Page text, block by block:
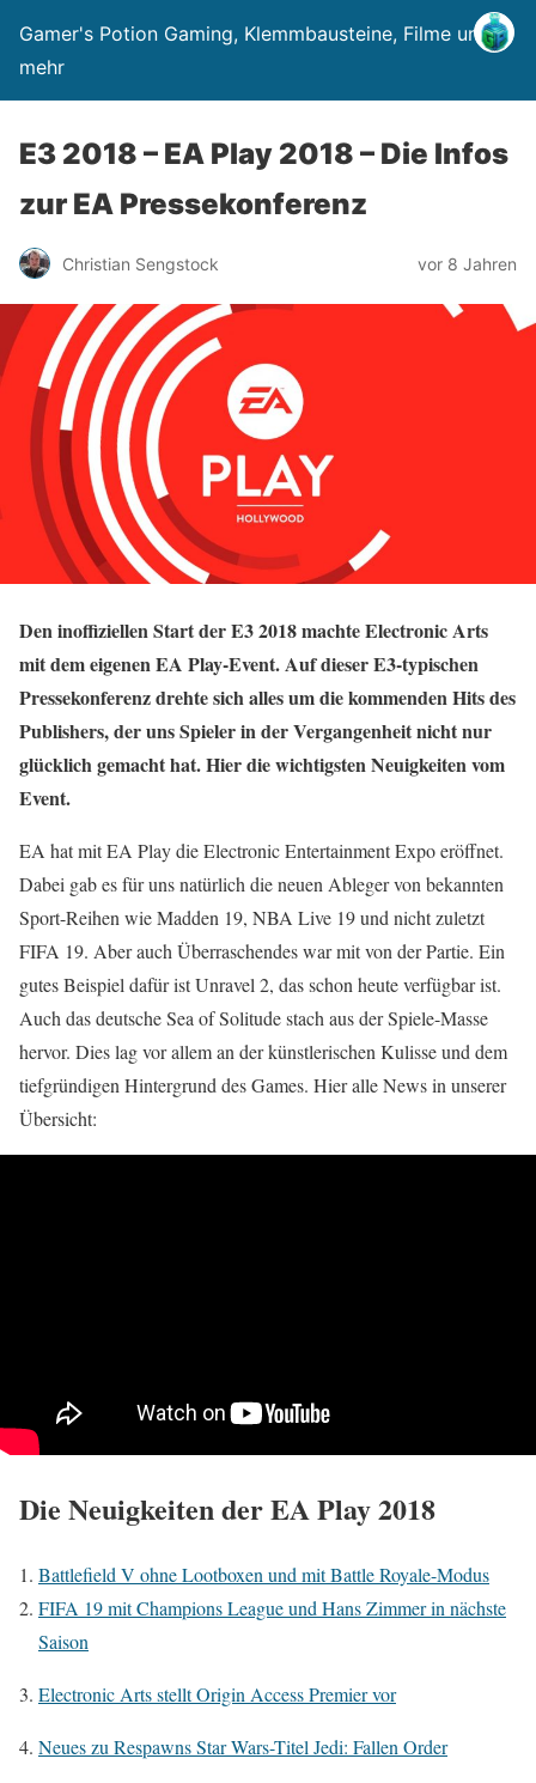
Gamer's Potion Gaming, Klemmbausteine, Filme und
mehr
E3 2018 – EA Play 2018 – Die Infos
zur EA Pressekonferenz
Christian Sengstock vor 8 Jahren
Den inoffiziellen Start der E3 2018 machte Electronic Arts
mit dem eigenen EA Play-Event. Auf dieser E3-typischen
Pressekonferenz drehte sich alles um die kommenden Hits des
Publishers, der uns Spieler in der Vergangenheit nicht nur
glücklich gemacht hat. Hier die wichtigsten Neuigkeiten vom
Event.
EA hat mit EA Play die Electronic Entertainment Expo eröffnet.
Dabei gab es für uns natürlich die neuen Ableger von bekannten
Sport-Reihen wie Madden 19, NBA Live 19 und nicht zuletzt
FIFA 19. Aber auch Überraschendes war mit von der Partie. Ein
gutes Beispiel dafür ist Unravel 2, das schon heute verfügbar ist.
Auch das deutsche Sea of Solitude stach aus der Spiele-Masse
hervor. Dies lag vor allem an der künstlerischen Kulisse und dem
tiefgründigen Hintergrund des Games. Hier alle News in unserer
Übersicht:
Die Neuigkeiten der EA Play 2018
Battlefield V ohne Lootboxen und mit Battle Royale-Modus
FIFA 19 mit Champions League und Hans Zimmer in nächste
Saison
Electronic Arts stellt Origin Access Premier vor
Neues zu Respawns Star Wars-Titel Jedi: Fallen Order